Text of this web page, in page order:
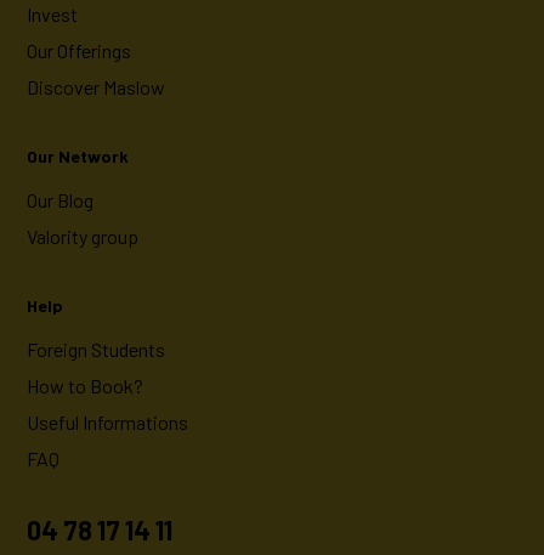
Invest
Our Offerings
Discover Maslow
Our Network
Our Blog
Valority group
Help
Foreign Students
How to Book?
Useful Informations
FAQ
04 78 17 14 11